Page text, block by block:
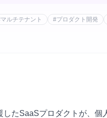
マルチテナント #プロダクト開発
したSaaSプロダクトが、